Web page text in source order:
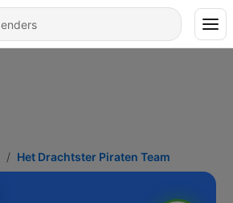
Het Drachtster Piraten Team